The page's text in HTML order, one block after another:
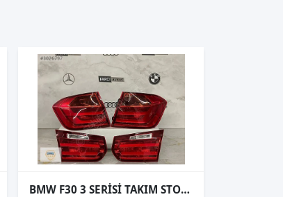
BMW F30 3 SERİSİ TAKIM STOP ORJİNAL SÖKME